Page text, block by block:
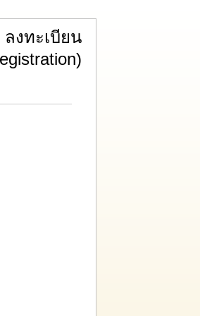
ลงทะเบียน